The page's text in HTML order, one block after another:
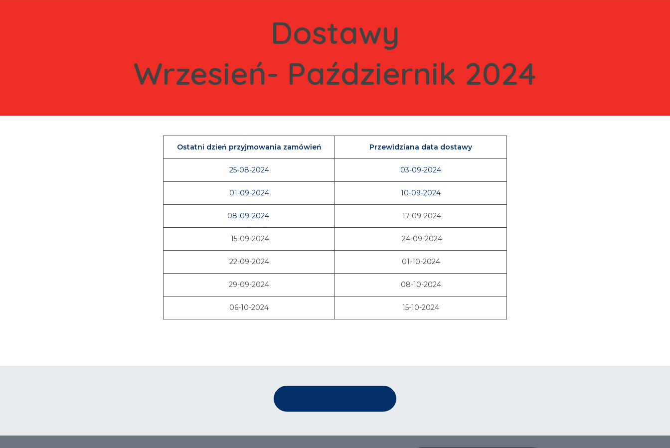
Dostawy
Wrzesień- Październik 2024
Ostatni dzień przyjmowania zamówień Przewidziana data dostawy
25-08-2024 03-09-2024
01-09-2024 10-09-2024
08-09-2024 17-09-2024
15-09-2024 24-09-2024
22-09-2024 01-10-2024
29-09-2024 08-10-2024
06-10-2024 15-10-2024